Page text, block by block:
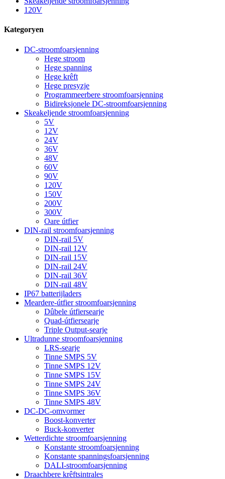
120V
Kategoryen
DC-stroomfoarsjenning
Hege stroom
Hege spanning
Hege krêft
Hege presyzje
Programmeerbere stroomfoarsjenning
Bidireksjonele DC-stroomfoarsjenning
Skeakeljende stroomfoarsjenning
5V
12V
24V
36V
48V
60V
90V
120V
150V
200V
300V
Oare útfier
DIN-rail stroomfoarsjenning
DIN-rail 5V
DIN-rail 12V
DIN-rail 15V
DIN-rail 24V
DIN-rail 36V
DIN-rail 48V
IP67 batterijladers
Meardere-útfier stroomfoarsjenning
Dûbele útfiersearje
Quad-útfiersearje
Triple Output-searje
Ultradunne stroomfoarsjenning
LRS-searje
Tinne SMPS 5V
Tinne SMPS 12V
Tinne SMPS 15V
Tinne SMPS 24V
Tinne SMPS 36V
Tinne SMPS 48V
DC-DC-omvormer
Boost-konverter
Buck-konverter
Wetterdichte stroomfoarsjenning
Konstante stroomfoarsjenning
Konstante spanningsfoarsjenning
DALI-stroomfoarsjenning
Draachbere krêftsintrales